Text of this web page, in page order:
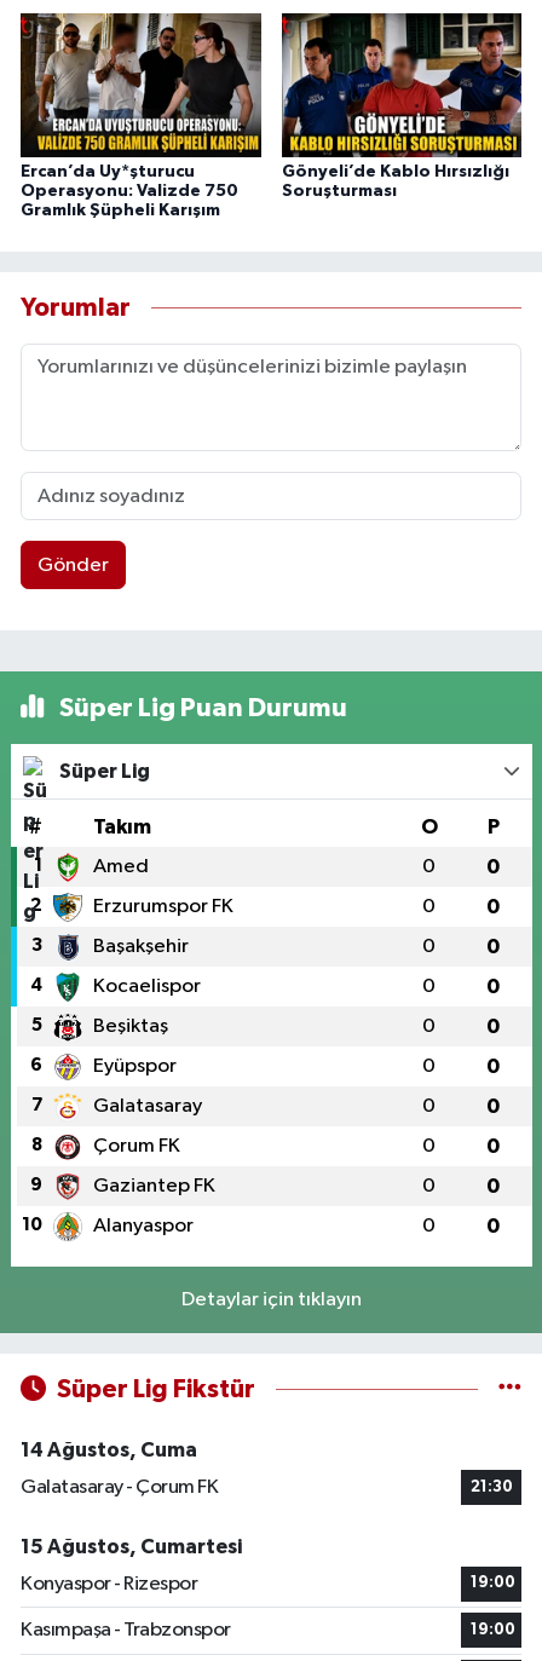
Ercan’da Uy*şturucu
Operasyonu: Valizde 750
Gramlık Şüpheli Karışım
Gönyeli’de Kablo Hırsızlığı
Soruşturması
Yorumlar
Gönder
Süper Lig Puan Durumu
Süper Lig
# Takım O P
1 Amed 0 0
2 Erzurumspor FK 0 0
3 Başakşehir 0 0
4 Kocaelispor 0 0
5 Beşiktaş 0 0
6 Eyüpspor 0 0
7 Galatasaray 0 0
8 Çorum FK 0 0
9 Gaziantep FK 0 0
10 Alanyaspor 0 0
Detaylar için tıklayın
Süper Lig Fikstür
14 Ağustos, Cuma
Galatasaray - Çorum FK
21:30
15 Ağustos, Cumartesi
Konyaspor - Rizespor
19:00
Kasımpaşa - Trabzonspor 19:00